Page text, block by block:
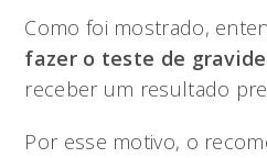
Como foi mostrado,
fazer o teste de
receber um resultado
Por esse motivo, o